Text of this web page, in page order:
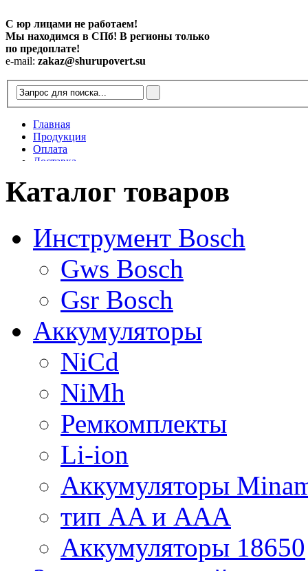
С юр лицами не работаем!
Мы находимся в СПб! В регионы только
по предоплате!
e-mail: zakaz@shurupovert.su
Главная
Продукция
Оплата
Доставка
Статьи
Каталог товаров
Инструмент Bosch
Gws Bosch
Gsr Bosch
Аккумуляторы
NiCd
NiMh
Ремкомплекты
Li-ion
Аккумуляторы
тип AA и AAA
Аккумуляторы 18650